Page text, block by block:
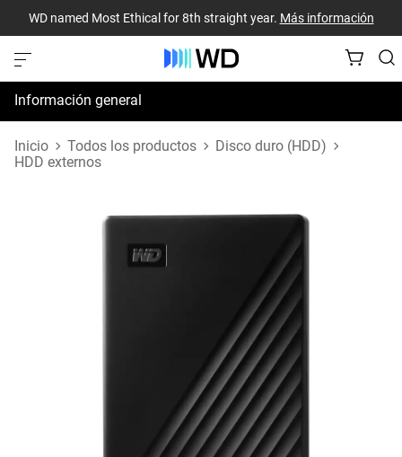
WD named Most Ethical for 8th straight year. Más información
Información general
Especificaciones
Inicio Todos los productos
Disco duro (HDD)
HDD externos